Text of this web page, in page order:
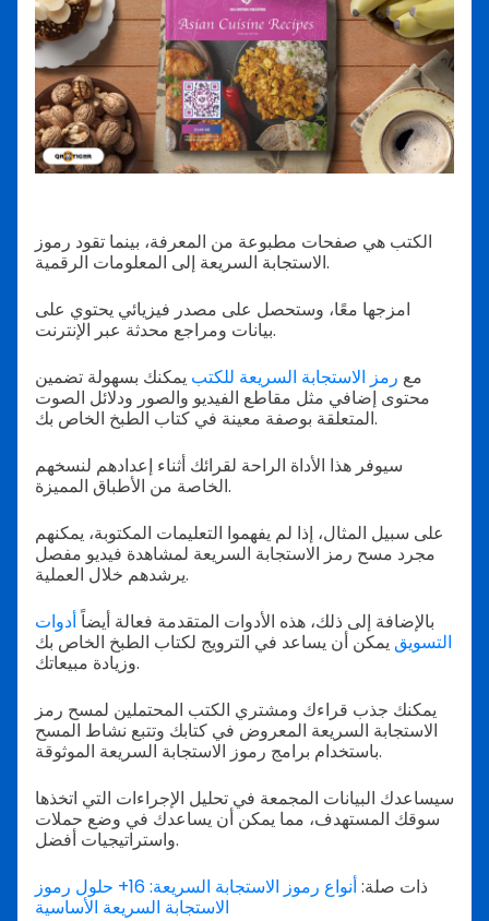
الكتب هي صفحات مطبوعة من المعرفة، بينما تقود رموز
الاستجابة السريعة إلى المعلومات الرقمية.
امزجها معًا، وستحصل على مصدر فيزيائي يحتوي على
بيانات ومراجع محدثة عبر الإنترنت.
مع رمز الاستجابة السريعة للكتب يمكنك بسهولة تضمين
محتوى إضافي مثل مقاطع الفيديو والصور ودلائل الصوت
المتعلقة بوصفة معينة في كتاب الطبخ الخاص بك.
سيوفر هذا الأداة الراحة لقرائك أثناء إعدادهم لنسخهم
الخاصة من الأطباق المميزة.
على سبيل المثال، إذا لم يفهموا التعليمات المكتوبة، يمكنهم
مجرد مسح رمز الاستجابة السريعة لمشاهدة فيديو مفصل
يرشدهم خلال العملية.
بالإضافة إلى ذلك، هذه الأدوات المتقدمة فعالة أيضاًأدوات
التسويق يمكن أن يساعد في الترويج لكتاب الطبخ الخاص بك
وزيادة مبيعاتك.
يمكنك جذب قراءك ومشتري الكتب المحتملين لمسح رمز
الاستجابة السريعة المعروض في كتابك وتتبع نشاط المسح
باستخدام برامج رموز الاستجابة السريعة الموثوقة.
سيساعدك البيانات المجمعة في تحليل الإجراءات التي اتخذها
سوقك المستهدف، مما يمكن أن يساعدك في وضع حملات
واستراتيجيات أفضل.
ذات صلة:
أنواع رموز الاستجابة السريعة: 16+ حلول رموز
الاستجابة السريعة الأساسية